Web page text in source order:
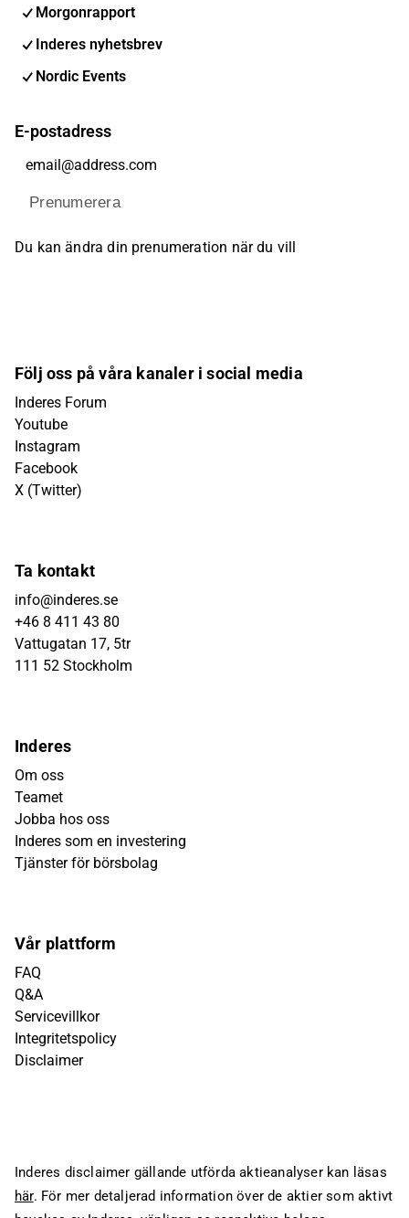
Morgonrapport
Inderes nyhetsbrev
Nordic Events
E-postadress
Prenumerera
Du kan ändra din prenumeration när du vill
Följ oss på våra kanaler i social media
Inderes Forum
Youtube
Instagram
Facebook
X (Twitter)
Ta kontakt
info@inderes.se
+46 8 411 43 80
Vattugatan 17, 5tr
111 52 Stockholm
Inderes
Om oss
Teamet
Jobba hos oss
Inderes som en investering
Tjänster för börsbolag
Vår plattform
FAQ
Q&A
Servicevillkor
Integritetspolicy
Disclaimer
Inderes disclaimer gällande utförda aktieanalyser kan läsas
här. För mer detaljerad information över de aktier som aktivt